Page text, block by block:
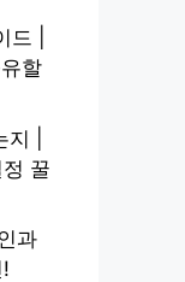
|
할
|
꿀
과